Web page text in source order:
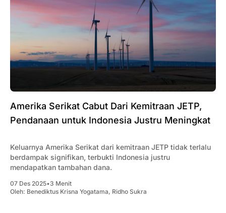
Amerika Serikat Cabut Dari Kemitraan JETP,
Pendanaan untuk Indonesia Justru Meningkat
Keluarnya Amerika Serikat dari kemitraan JETP tidak terlalu
berdampak signifikan, terbukti Indonesia justru
mendapatkan tambahan dana.
07 Des 2025•3 Menit
Oleh: Benediktus Krisna Yogatama, Ridho Sukra